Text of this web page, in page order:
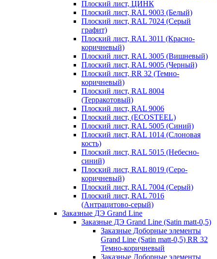
Плоский лист, ЦИНК
Плоский лист, RAL 9003 (Белый)
Плоский лист, RAL 7024 (Серый
графит)
Плоский лист, RAL 3011 (Красно-
коричневый)
Плоский лист, RAL 3005 (Вишневый)
Плоский лист, RAL 9005 (Черный)
Плоский лист, RR 32 (Темно-
коричневый)
Плоский лист, RAL 8004
(Терракотовый)
Плоский лист, RAL 9006
Плоский лист, (ECOSTEEL)
Плоский лист, RAL 5005 (Синий)
Плоский лист, RAL 1014 (Слоновая
кость)
Плоский лист, RAL 5015 (Небесно-
синий)
Плоский лист, RAL 8019 (Серо-
коричневый)
Плоский лист, RAL 7004 (Серый)
Плоский лист, RAL 7016
(Антрацитово-серый)
Заказные ДЭ Grand Line
Заказные ДЭ Grand Line (Satin matt-0,5)
Заказные Доборные элементы
Grand Line (Satin matt-0,5) RR 32
Темно-коричневый
Заказные Доборные элементы